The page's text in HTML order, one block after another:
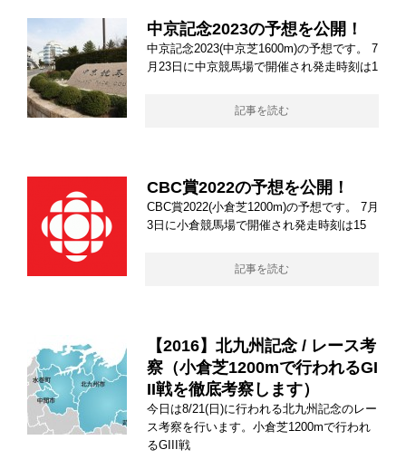
中京記念2023の予想を公開！
中京記念2023(中京芝1600m)の予想です。 7
月23日に中京競馬場で開催され発走時刻は1
記事を読む
CBC賞2022の予想を公開！
CBC賞2022(小倉芝1200m)の予想です。 7月
3日に小倉競馬場で開催され発走時刻は15
記事を読む
【2016】北九州記念 / レース考
察（小倉芝1200mで行われるGI
II戦を徹底考察します）
今日は8/21(日)に行われる北九州記念のレー
ス考察を行います。小倉芝1200mで行われ
るGIII戦